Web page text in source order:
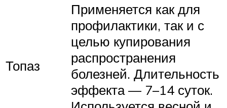
Топаз
Применяется как для
профилактики, так и с
целью купирования
распространения
болезней. Длительность
эффекта — 7–14 суток.